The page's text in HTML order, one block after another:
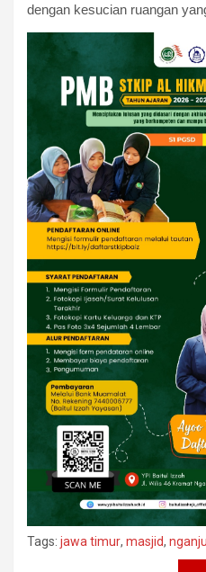
dengan kesucian ruangan
Tags: jawa timur, masjid,